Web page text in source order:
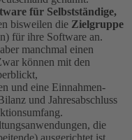
für Selbstständige,
bisweilen die Zielgruppe
für ihre Software an.
manchmal einen
können mit den
und eine Einnahmen-
und Jahresabschluss
die
ausgerichtet ist,